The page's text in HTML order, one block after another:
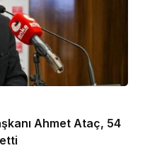
Ahmet Ataç, 54